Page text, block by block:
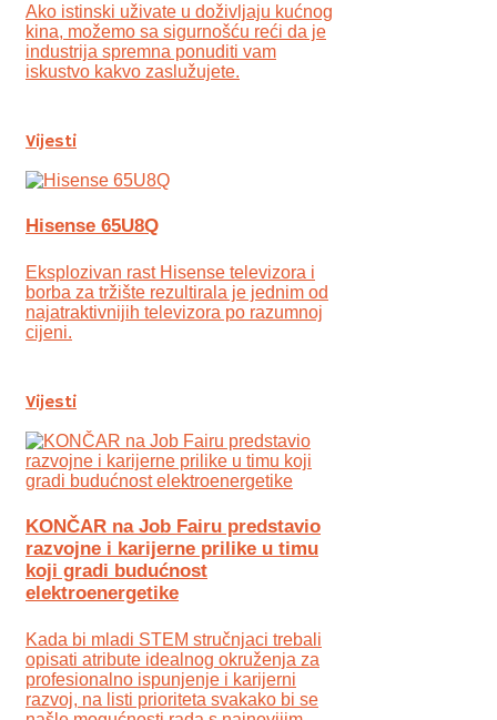
Ako istinski uživate u doživljaju kućnog
kina, možemo sa sigurnošću reći da je
industrija spremna ponuditi vam
iskustvo kakvo zaslužujete.
Vijesti
Hisense 65U8Q
Eksplozivan rast Hisense televizora i
borba za tržište rezultirala je jednim od
najatraktivnijih televizora po razumnoj
cijeni.
Vijesti
KONČAR na Job Fairu predstavio
razvojne i karijerne prilike u timu
koji gradi budućnost
elektroenergetike
Kada bi mladi STEM stručnjaci trebali
opisati atribute idealnog okruženja za
profesionalno ispunjenje i karijerni
razvoj, na listi prioriteta svakako bi se